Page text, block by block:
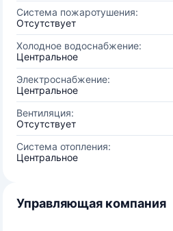
Система пожаротушения:
Отсутствует
Холодное водоснабжение:
Центральное
Электроснабжение:
Центральное
Вентиляция:
Отсутствует
Система отопления:
Центральное
Управляющая компания